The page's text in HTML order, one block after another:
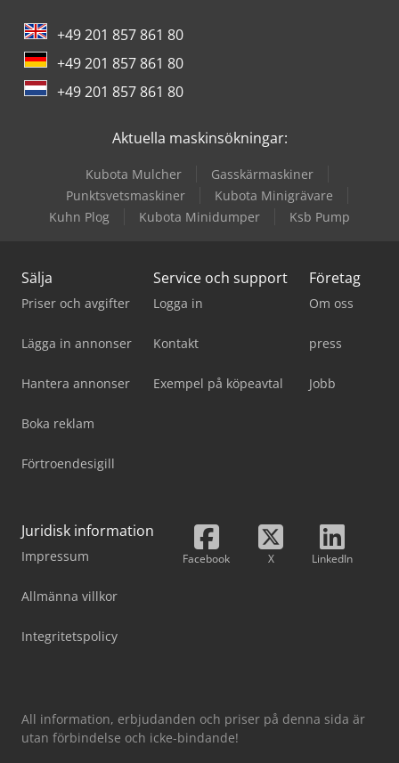
+49 201 857 861 80
+49 201 857 861 80
+49 201 857 861 80
Aktuella maskinsökningar:
Kubota Mulcher
Gasskärmaskiner
Punktsvetsmaskiner
Kubota Minigrävare
Kuhn Plog
Kubota Minidumper Ksb Pump
Sälja
Priser och avgifter
Lägga in annonser
Hantera annonser
Boka reklam
Förtroendesigill
Service och support
Logga in
Kontakt
Exempel på köpeavtal
Företag
Om oss
press
Jobb
Juridisk information
Impressum
Allmänna villkor
Integritetspolicy
Facebook X LinkedIn
All information, erbjudanden och priser på denna sida är
utan förbindelse och icke-bindande!